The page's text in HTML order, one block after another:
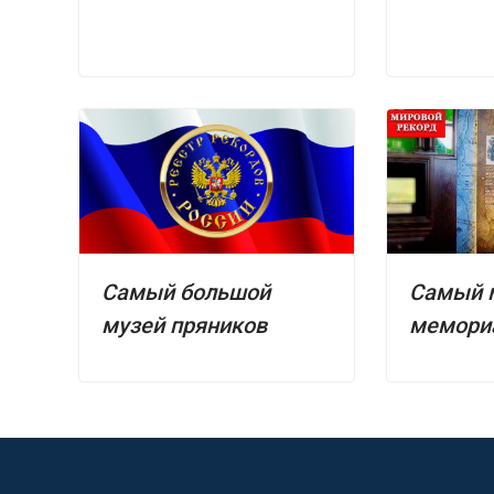
Самый большой
музей пряников
Самый